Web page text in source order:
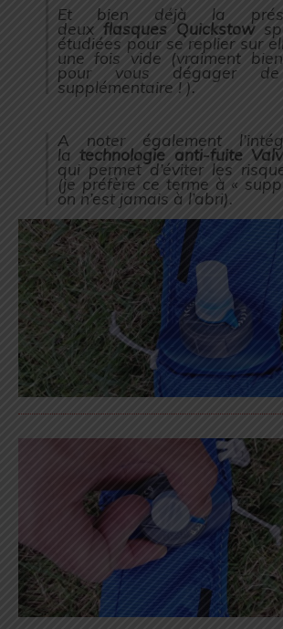
Et bien déjà la
deux flasques Quickstow
étudiées pour se replier sur
une fois vide (vraiment
pour vous dégager de
supplémentaire ! ).
A noter également
latechnologie anti-fuite
qui permet d’éviter les
(je préfère ce terme à «
on n’est jamais à l’abri).